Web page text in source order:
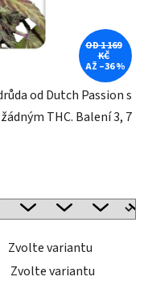
od Dutch Passion s
THC. Balení 3, 7
Zvolte variantu
Zvolte variantu
OD 1 169
KČ
AŽ –36 %